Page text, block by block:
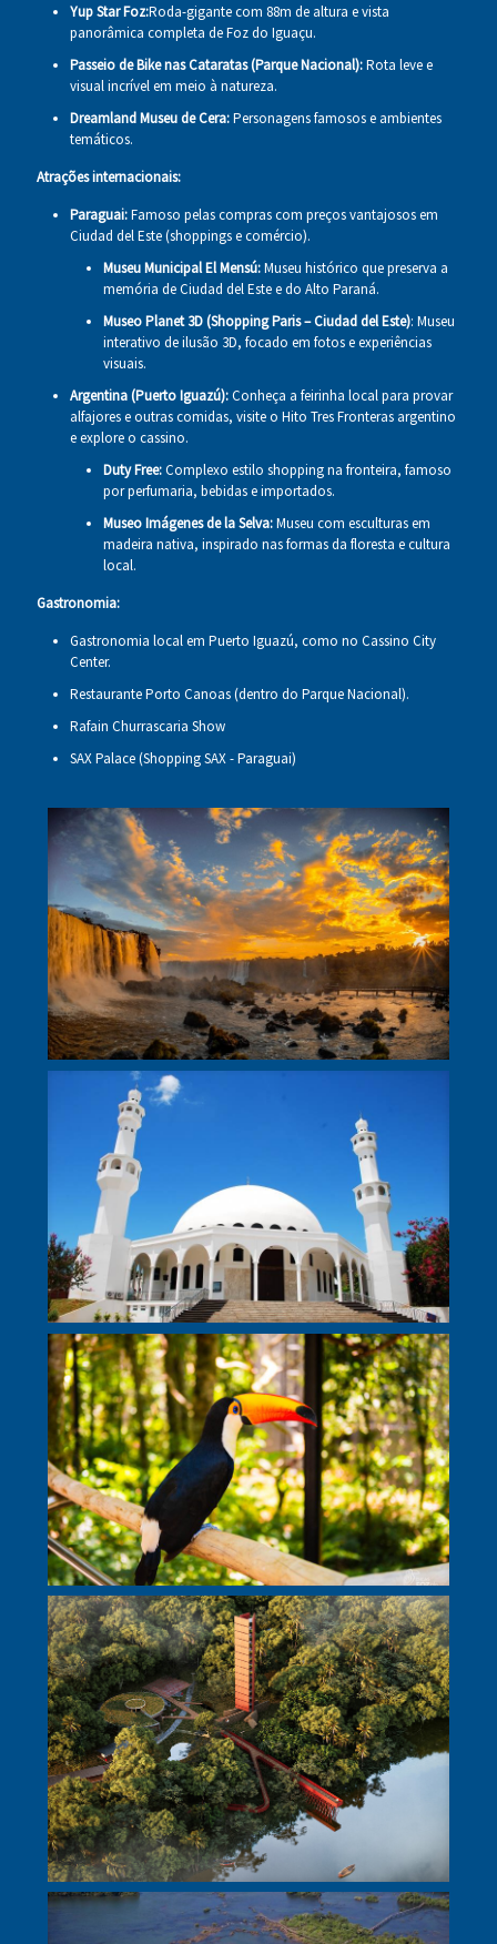
Yup Star Foz:Roda-gigante com 88m de altura e vista
panorâmica completa de Foz do Iguaçu.
Passeio de Bike nas Cataratas (Parque Nacional):Rota leve e
visual incrível em meio à natureza.
Dreamland Museu de Cera:Personagens famosos e ambientes
temáticos.
Atrações internacionais:
Paraguai:Famoso pelas compras com preços vantajosos em
Ciudad del Este (shoppings e comércio).
Museu Municipal El Mensú:Museu histórico que preserva a
memória de Ciudad del Este e do Alto Paraná.
Museo Planet 3D (Shopping Paris – Ciudad del Este): Museu
interativo de ilusão 3D, focado em fotos e experiências
visuais.
Argentina (Puerto Iguazú):Conheça a feirinha local para provar
alfajores e outras comidas, visite o Hito Tres Fronteras argentino
e explore o cassino.
Duty Free:Complexo estilo shopping na fronteira, famoso
por perfumaria, bebidas e importados.
Museo Imágenes de la Selva:Museu com esculturas em
madeira nativa, inspirado nas formas da floresta e cultura
local.
Gastronomia:
Gastronomia local em Puerto Iguazú, como no Cassino City
Center.
Restaurante Porto Canoas (dentro do Parque Nacional).
Rafain Churrascaria Show
SAX Palace (Shopping SAX - Paraguai)